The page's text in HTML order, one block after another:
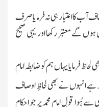
کا اعتبار ہی نہ فرمایا صرف
گے معتبر رکھا اور یہی صحیح
فرمایایہاں ہم کو ضابطہ امام
ہے انہوں نے بھی لحاظِ اوصاف
ہُوا قولِ امام محمد پر جو احکام